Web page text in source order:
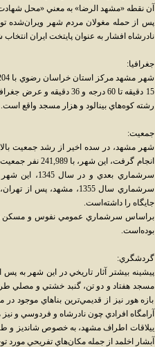
آن نقطه «مشهد الرضا» به معني «محل
پس از حمله مغولان مردم شهر ويران‌شده
نادرشاه افشار به عنوان پايتخت ايران انتخاب
جغرافيا:
رشته کوه‌هاي بينالود و هزار مسجد واقع است. ارتفاع شهر از سطح دريا
جمعيت:
انجام گرفت،
سرشماري
جايگاه را داشته‌است.
بوده‌است.
گردشگري:
مسجد هفتاد و دو تن، گنبد خشتي و مصلي طرق
بازه هور نيز از قديمي‌ترين بناهاي
آرامگاه افرادي چون نادرشاه و فردوسي و
ييلاقات اطراف مشهد، به خصوص شانديز و
آبشار اخلمد از جمله مکان‌هاي تفريحي مورد